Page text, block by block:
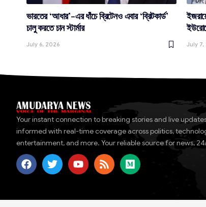
ভারতের ‘আধার’-এর ধাঁচে ব্রিটেনও এবার ‘ব্রিটকার্ড’
চালু করতে চান স্টার্মার
July 6, 2026 July 7,
Your instant connection to breaking stories and live
informed with real-time coverage across politics,
entertainment, and more. Your reliable source for news,